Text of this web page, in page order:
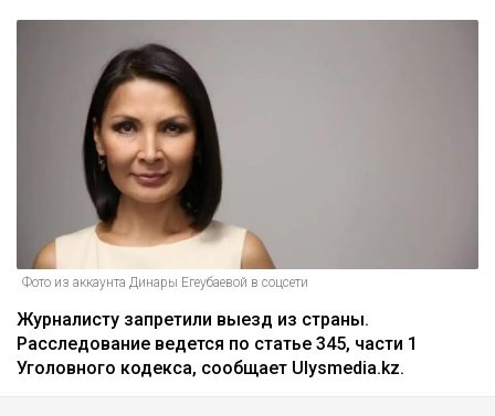
Фото из аккаунта Динары Егеубаевой в соцсети
Журналисту запретили выезд из страны.
Расследование ведется по статье 345, части 1
Уголовного кодекса, сообщает Ulysmedia.kz.